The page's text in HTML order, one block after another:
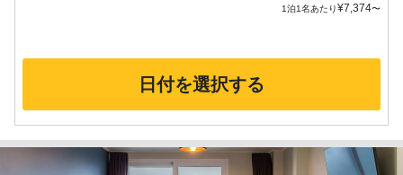
1泊1名あたり¥7,374〜
日付を選択する